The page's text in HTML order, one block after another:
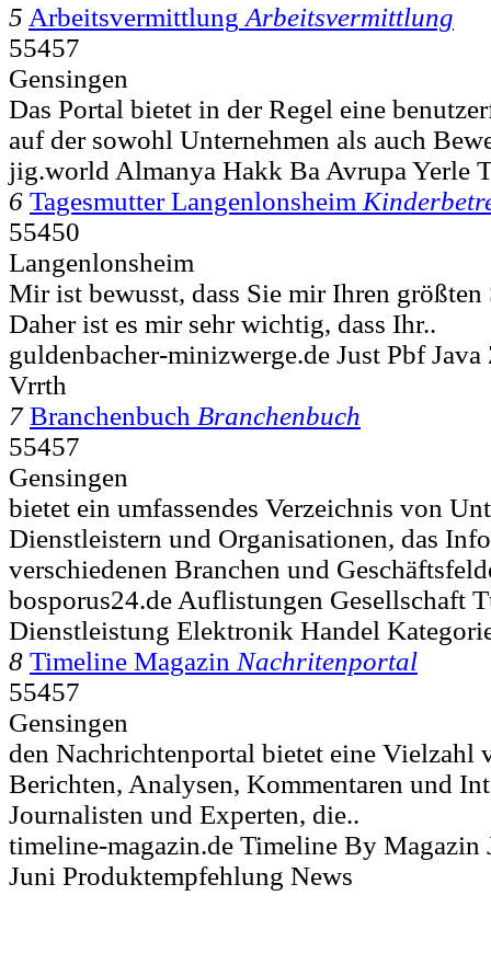
5 Arbeitsvermittlung Arbeitsvermittlung
55457
Gensingen
Das Portal bietet in der Regel eine
auf der sowohl Unternehmen als auch
jig.world Almanya Hakk Ba Avrupa Yerle
6 Tagesmutter Langenlonsheim
55450
Langenlonsheim
Mir ist bewusst, dass Sie mir Ihren größten
Daher ist es mir sehr wichtig, dass Ihr..
guldenbacher-minizwerge.de Just Pbf
Vrrth
7 Branchenbuch Branchenbuch
55457
Gensingen
bietet ein umfassendes Verzeichnis von
Dienstleistern und Organisationen, das
verschiedenen Branchen und
bosporus24.de Auflistungen Gesellschaft
Dienstleistung Elektronik Handel
8 Timeline Magazin Nachritenportal
55457
Gensingen
den Nachrichtenportal bietet eine Vielzahl
Berichten, Analysen, Kommentaren und
Journalisten und Experten, die..
timeline-magazin.de Timeline By Magazin
Juni Produktempfehlung News